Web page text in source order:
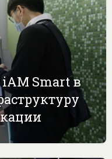
iAM Smart в